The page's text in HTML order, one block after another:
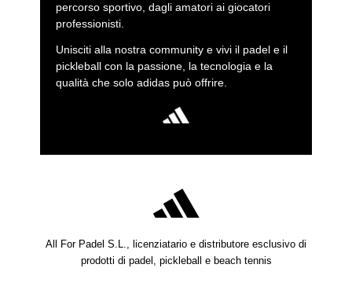
percorso sportivo, dagli amatori ai giocatori
professionisti.
Unisciti alla nostra community e vivi il padel e il
pickleball con la passione, la tecnologia e la
qualità che solo adidas può offrire.
All For Padel S.L., licenziatario e distributore esclusivo di
prodotti di padel, pickleball e beach tennis